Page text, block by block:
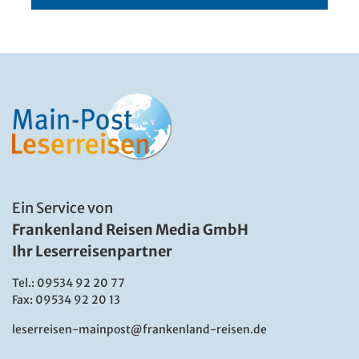
Ein Service von
Frankenland Reisen Media GmbH
Ihr Leserreisenpartner
Tel.: 09534 92 20 77
Fax: 09534 92 20 13
leserreisen-mainpost@frankenland-reisen.de